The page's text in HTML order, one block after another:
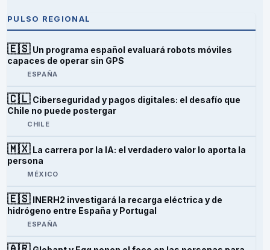
PULSO REGIONAL
🇪🇸 Un programa español evaluará robots móviles
capaces de operar sin GPS
ESPAÑA
🇨🇱 Ciberseguridad y pagos digitales: el desafío que
Chile no puede postergar
CHILE
🇲🇽 La carrera por la IA: el verdadero valor lo aporta la
persona
MÉXICO
🇪🇸 INERH2 investigará la recarga eléctrica y de
hidrógeno entre España y Portugal
ESPAÑA